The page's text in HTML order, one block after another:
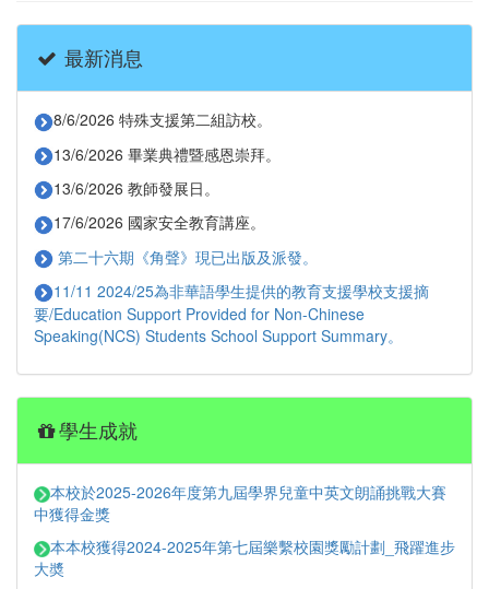
最新消息
8/6/2026 特殊支援第二組訪校。
13/6/2026 畢業典禮暨感恩崇拜。
13/6/2026 教師發展日。
17/6/2026 國家安全教育講座。
第二十六期《角聲》現已出版及派發。
11/11 2024/25為非華語學生提供的教育支援學校支援摘
要/Education Support Provided for Non-Chinese
Speaking(NCS) Students School Support Summary。
學生成就
本校於2025-2026年度第九屆學界兒童中英文朗誦挑戰大賽
中獲得金獎
本本校獲得2024-2025年第七屆樂繫校園獎勵計劃_飛躍進步
大奬